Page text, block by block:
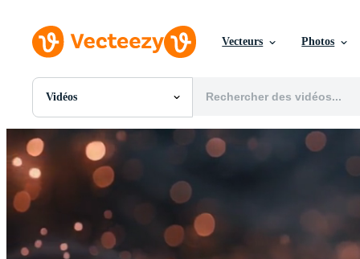
Vecteurs Photos
Vidéos
Toutes Images
Photos
PNGs
SVGs
Vecteurs
Vidéos
Motion graphics